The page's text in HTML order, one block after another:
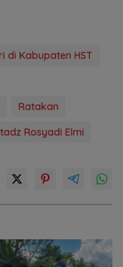
di Kabupaten HST
Ratakan
Rosyadi Elmi